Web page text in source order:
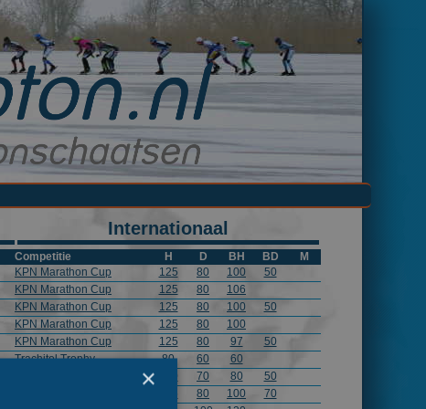
Internationaal
Competitie H D BH BD
M
KPN Marathon Cup 125 80 100
50
KPN Marathon Cup 125 80
106
KPN Marathon Cup 125 80 100
50
KPN Marathon Cup 125 80
100
KPN Marathon Cup 125 80 97
50
Trachitol Trophy 80 60
60
70 80
50
80 100
70
×